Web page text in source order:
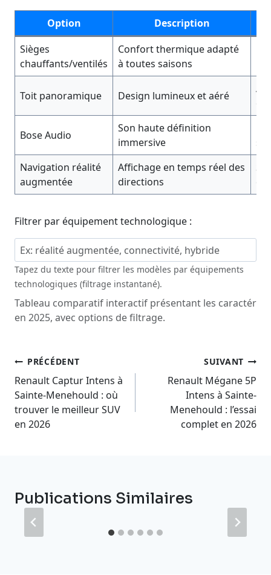
Option
Description
Sièges
chauffants/ventilés
Confort thermique adapté
à toutes saisons
Toit panoramique Design lumineux et aéré
Bose Audio
Son haute définition
immersive
Navigation réalité
augmentée
Affichage en temps réel des
directions
Filtrer par équipement technologique :
Tapez du texte pour filtrer les modèles par équipements
technologiques (filtrage instantané).
Tableau comparatif interactif présentant les
en 2025, avec options de filtrage.
Navigation
De
L’article
PRÉCÉDENT
Renault Captur Intens à
Sainte-Menehould : où
trouver le meilleur SUV
en 2026
SUIVANT
Renault Mégane 5P
Intens à Sainte-
Menehould : l’essai
complet en 2026
Publications Similaires